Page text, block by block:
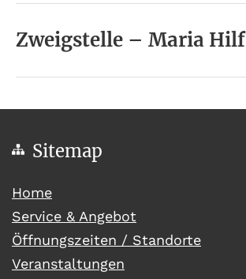
Zweigstelle – Maria Hilf
Sitemap
Home(current)
Service & Angebot
Öffnungszeiten / Standorte
Veranstaltungen